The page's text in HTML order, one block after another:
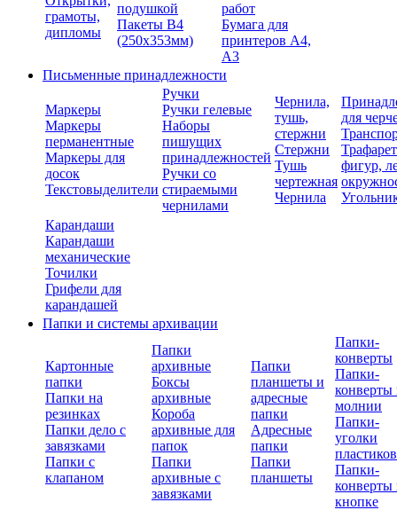
грамоты,
дипломы
подушкой
Пакеты В4
(250х353мм)
работ
Бумага для
принтеров А4,
А3
Письменные принадлежности
Маркеры
Маркеры
перманентные
Маркеры для
досок
Текстовыделители
Ручки
Ручки гелевые
Наборы
пишущих
принадлежностей
Ручки со
стираемыми
чернилами
Чернила,
тушь,
стержни
Стержни
Тушь
чертежная
Чернила
для
фигур,
Карандаши
Карандаши
механические
Точилки
Грифели для
карандашей
Папки и системы архивации
Картонные
папки
Папки на
резинках
Папки дело с
завязками
Папки с
клапаном
Папки
архивные
Боксы
архивные
Короба
архивные для
папок
Папки
архивные с
завязками
Папки
планшеты и
адресные
папки
Адресные
папки
Папки
планшеты
Папки-
конверты
Папки-
конверты
молнии
Папки-
уголки
Папки-
конверты
кнопке